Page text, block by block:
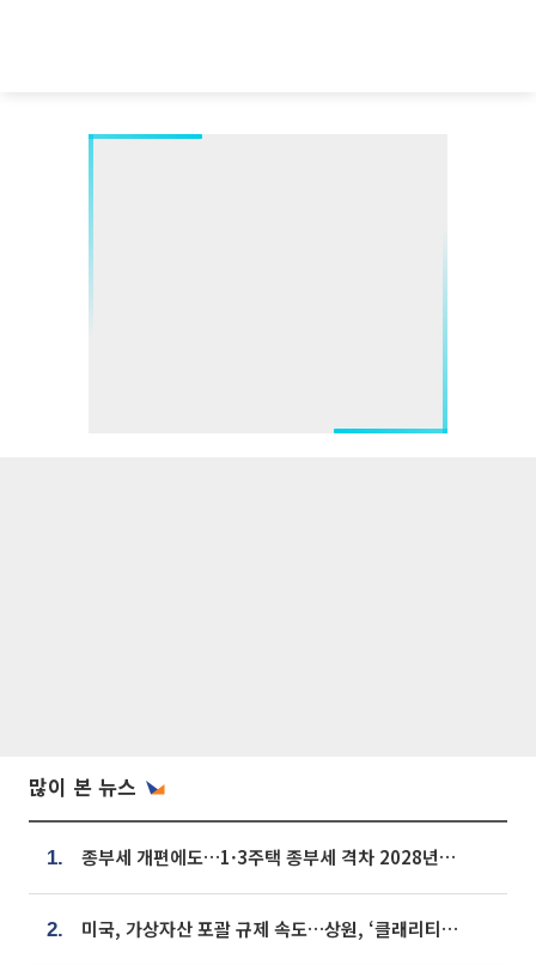
많이 본 뉴스
1. 종부세 개편에도…1·3주택 종부세 격차 2028년부터 확대
2. 미국, 가상자산 포괄 규제 속도…상원, ‘클래리티법’ 9월 절차투표 추진